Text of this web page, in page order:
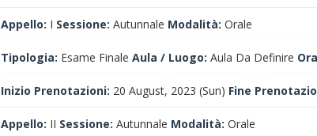
Appello: I Sessione: Autunnale Modalità: Orale
Tipologia: Esame Finale Aula / Luogo: Aula Da Definire
Inizio Prenotazioni: 20 August, 2023 (Sun) Fine
Appello: II Sessione: Autunnale Modalità: Orale